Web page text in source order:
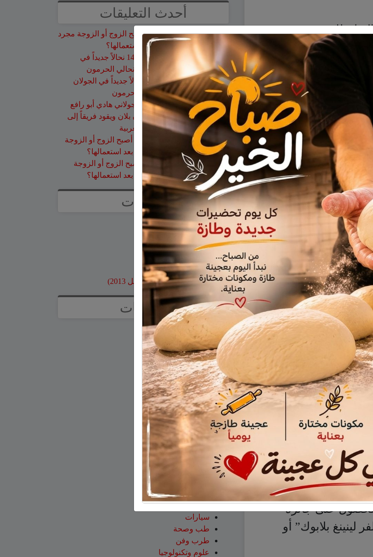
بطولة النجمة ماجي
“ماريغولد أفضل
في جميع أنحاء
في فترة
ولكن فيلم يتعامل
منها هذا الجيل”.
لا يستسلم بسهولة.
وهم في الثمانين
ولكن من ناحية
عنها، وهذا الفيلم يدور
ويرى دوغلاس، الذي سيحتفل بعيد ميلاده الـ 70 سنة العام المقبل، أن
الثانية يعشقون
كما كنا خلال الـ
الآن. إنهم
أبطالهم
في فيلم “الكفاح
على جائزة
بلابوك” أو
الذكور يختلف عن وضع
يعرض علينا الأعمال
أحدث التعليقات
فارس حمدعلىهل أصبح الزوج أو الزوجة مجرد
سلعة نتخلص منها بعد استعمالها؟
نبيه عويدات
على
تخريج 14 نحالاً جديداً في
الجولان بإشراف جمعية نحالي الحرمون
عزاتعلى
تخريج 14 نحالاً جديداً في الجولان
بإشراف جمعية نحالي الحرمون
عقاب ابو شاهينعلى
الجولاني هادي أبو رافع
ينجح في تسلق قمة مون بلان ويقود فريقاً إلى
أعلى نقطة في أوروبا الغربية
سلمان أبو عواد
هل أصبح الزوج أو الزوجة
مجرد سلعة نتخلص منها بعد استعمالها؟
طليع محمود
هل أصبح الزوج أو الزوجة
مجرد سلعة نتخلص منها بعد استعمالها؟
صفحات
صفحة الاعراس
خواطر
صور قديمة
بنوك وبطاقات اعتماد
مواقع محلية
ارشيف موقع جولاني (قبل 2013)
تصنيفات
آراء
أخبار وتقارير
إعلانات
اخبار
اخبار عالمية
اخبار وتقارير
اقتصاد
الجولان
تعليم ومدارس
ثقافة
ثقافة أدب وفن
سياحة
سيارات
طب وصحة
طرب وفن
علوم وتكنولوجيا